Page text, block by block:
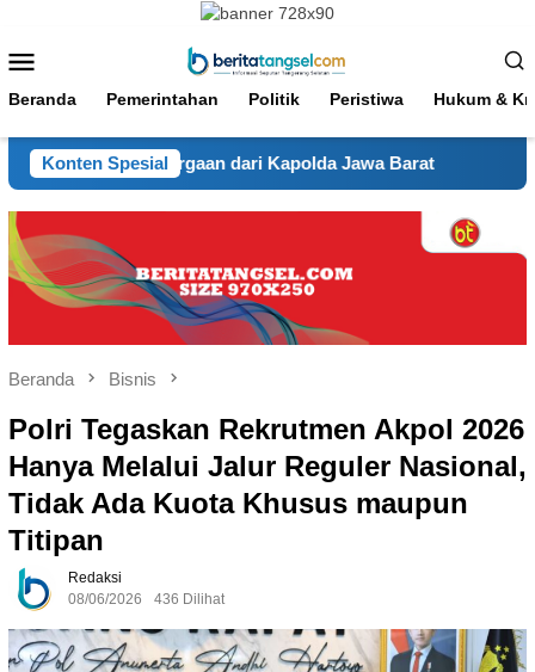
konten
Mobile
Beranda Pemerintahan Politik Peristiwa Hukum &
Konten Spesialdari Kapolda Jawa Barat Final Piala
Beranda Bisnis
Polri Tegaskan Rekrutmen Akpol 2026
Hanya Melalui Jalur Reguler Nasional,
Tidak Ada Kuota Khusus maupun
Titipan
Redaksi
08/06/2026
436 Dilihat